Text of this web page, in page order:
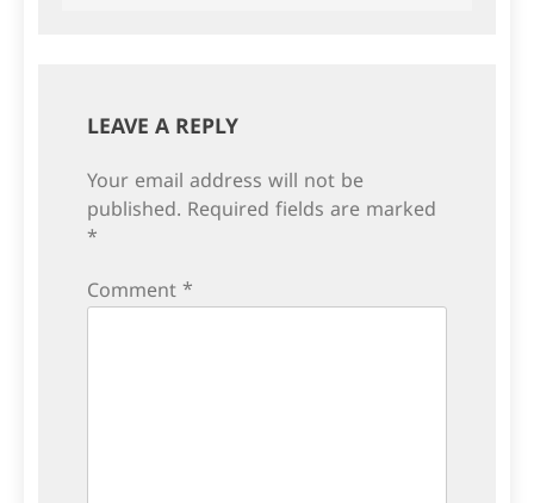
LEAVE A REPLY
Your email address will not be
published. Required fields are marked
*
Comment *